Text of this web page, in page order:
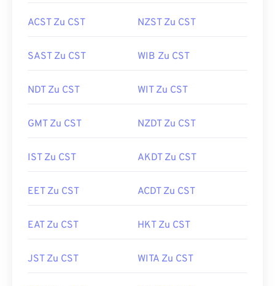
ACST Zu CST NZST Zu CST
SAST Zu CST WIB Zu CST
NDT Zu CST WIT Zu CST
GMT Zu CST NZDT Zu CST
IST Zu CST AKDT Zu CST
EET Zu CST ACDT Zu CST
EAT Zu CST HKT Zu CST
JST Zu CST WITA Zu CST